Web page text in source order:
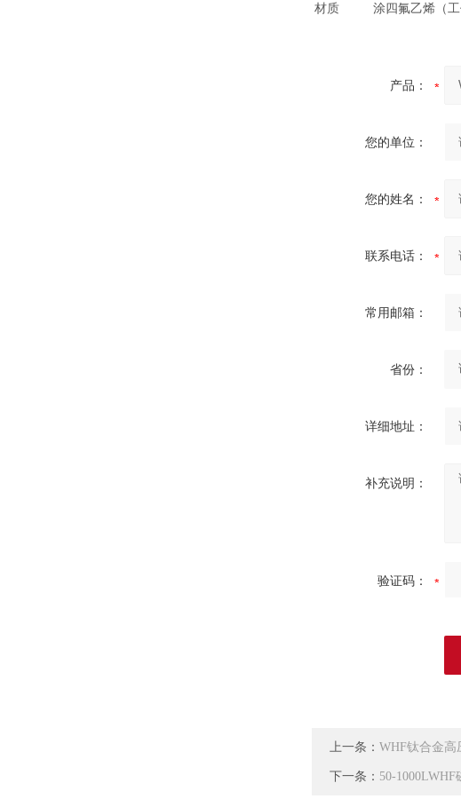
材质
涂四氟乙烯（
产品：
您的单位：
您的姓名：
联系电话：
常用邮箱：
省份：
详细地址：
补充说明：
验证码：
上一条：WHF钛合金高
下一条： 50-